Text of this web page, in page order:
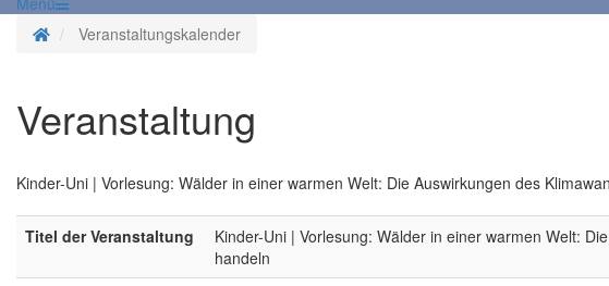
Startseite
Veranstaltungskalender
Veranstaltung
Kinder-Uni | Vorlesung: Wälder in einer warmen Welt: Die Auswirkungen des
Titel der Veranstaltung
Kinder-Uni | Vorlesung: Wälder in einer warmen Welt:
handeln